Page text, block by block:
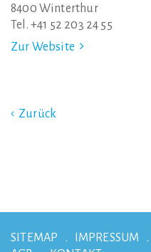
8400 Winterthur
Tel. +41 52 203 24 55
Zur Website
Zurück
SITEMAP IMPRESSUM